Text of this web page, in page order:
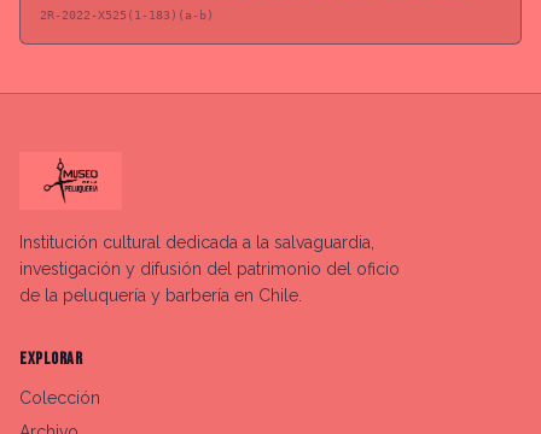
2R-2022-X525(1-183)(a-b)
Institución cultural dedicada a la salvaguardia,
investigación y difusión del patrimonio del oficio
de la peluquería y barbería en Chile.
EXPLORAR
Colección